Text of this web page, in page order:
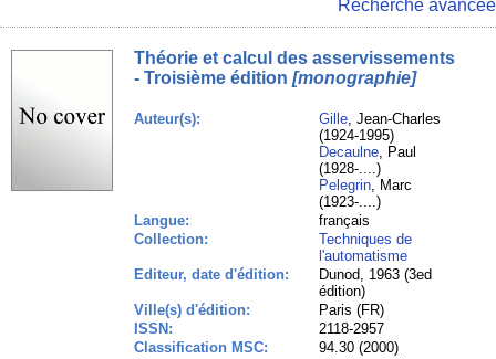
Recherche avancée
Théorie et calcul des asservissements
- Troisième édition [monographie]
Auteur(s): Gille, Jean-Charles
(1924-1995)
Decaulne, Paul
(1928-....)
Pelegrin, Marc
(1923-....)
Langue:
français
Collection:
Techniques de
l'automatisme
Editeur, date d'édition:
Dunod, 1963 (3ed
édition)
Ville(s) d'édition:
Paris (FR)
ISSN:
2118-2957
Classification MSC:
94.30 (2000)